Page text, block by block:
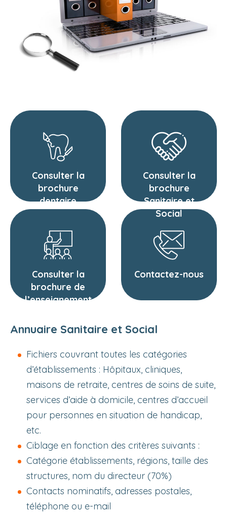
Consulter la
brochure
dentaire
Consulter la
brochure
Sanitaire et
Social
Consulter la
brochure de
l’enseignement
Contactez-nous
Annuaire Sanitaire et Social
Fichiers couvrant toutes les catégories
d’établissements : Hôpitaux, cliniques,
maisons de retraite, centres de soins de suite,
services d’aide à domicile, centres d’accueil
pour personnes en situation de handicap,
etc.
Ciblage en fonction des critères suivants :
Catégorie établissements, régions, taille des
structures, nom du directeur (70%)
Contacts nominatifs, adresses postales,
téléphone ou e-mail